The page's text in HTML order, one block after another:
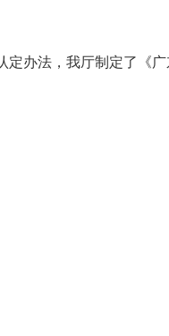
办法，我厅制定了《广